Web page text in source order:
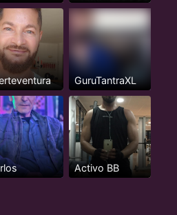
GuruTantraXL
Activo BB